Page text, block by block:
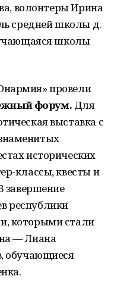
волонтеры Ирина
средней школы д.
школы
провели
форум. Для
выставка с
исторических
классы, квесты и
завершение
республики
которыми стали
— Лиана
обучающиеся